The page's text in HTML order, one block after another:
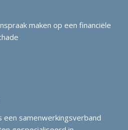
maken op een financiële
een samenwerkingsverband